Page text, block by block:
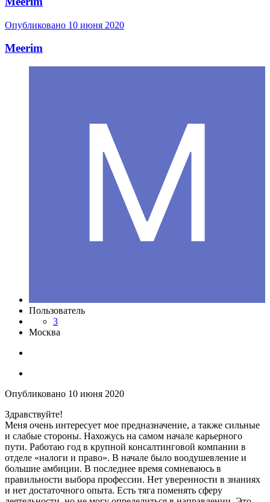
Опубликовано 10 июня 2020
Meerim
Пользователь
3
Москва
Опубликовано 10 июня 2020
Здравствуйте!
Меня очень интересует мое предназначение, а также сильные
и слабые стороны. Нахожусь на самом начале карьерного
пути. Работаю год в крупной консалтинговой компании в
отделе «налоги и право». В начале было воодушевление и
большие амбиции. В последнее время сомневаюсь в
правильности выбора профессии. Нет уверенности в знаниях
и нет достаточного опыта. Есть тяга поменять сферу